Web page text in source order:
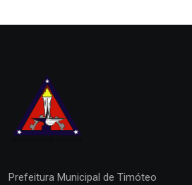
Prefeitura Municipal de Timóteo